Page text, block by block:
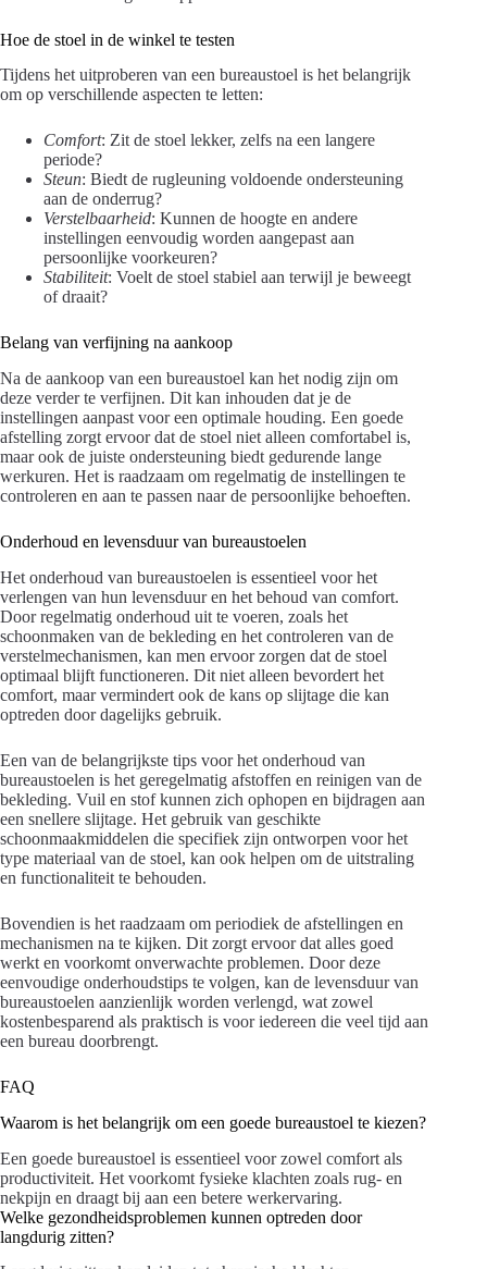
Hoe de stoel in de winkel te testen
Tijdens het uitproberen van een bureaustoel is het belangrijk
om op verschillende aspecten te letten:
Comfort: Zit de stoel lekker, zelfs na een langere
periode?
Steun: Biedt de rugleuning voldoende ondersteuning
aan de onderrug?
Verstelbaarheid: Kunnen de hoogte en andere
instellingen eenvoudig worden aangepast aan
persoonlijke voorkeuren?
Stabiliteit: Voelt de stoel stabiel aan terwijl je beweegt
of draait?
Belang van verfijning na aankoop
Na de aankoop van een bureaustoel kan het nodig zijn om
deze verder te verfijnen. Dit kan inhouden dat je de
instellingen aanpast voor een optimale houding. Een goede
afstelling zorgt ervoor dat de stoel niet alleen comfortabel is,
maar ook de juiste ondersteuning biedt gedurende lange
werkuren. Het is raadzaam om regelmatig de instellingen te
controleren en aan te passen naar de persoonlijke behoeften.
Onderhoud en levensduur van bureaustoelen
Het onderhoud van bureaustoelen is essentieel voor het
verlengen van hun levensduur en het behoud van comfort.
Door regelmatig onderhoud uit te voeren, zoals het
schoonmaken van de bekleding en het controleren van de
verstelmechanismen, kan men ervoor zorgen dat de stoel
optimaal blijft functioneren. Dit niet alleen bevordert het
comfort, maar vermindert ook de kans op slijtage die kan
optreden door dagelijks gebruik.
Een van de belangrijkste tips voor het onderhoud van
bureaustoelen is het geregelmatig afstoffen en reinigen van de
bekleding. Vuil en stof kunnen zich ophopen en bijdragen aan
een snellere slijtage. Het gebruik van geschikte
schoonmaakmiddelen die specifiek zijn ontworpen voor het
type materiaal van de stoel, kan ook helpen om de uitstraling
en functionaliteit te behouden.
Bovendien is het raadzaam om periodiek de afstellingen en
mechanismen na te kijken. Dit zorgt ervoor dat alles goed
werkt en voorkomt onverwachte problemen. Door deze
eenvoudige onderhoudstips te volgen, kan de levensduur van
bureaustoelen aanzienlijk worden verlengd, wat zowel
kostenbesparend als praktisch is voor iedereen die veel tijd aan
een bureau doorbrengt.
FAQ
Waarom is het belangrijk om een goede bureaustoel te kiezen?
Een goede bureaustoel is essentieel voor zowel comfort als
productiviteit. Het voorkomt fysieke klachten zoals rug- en
nekpijn en draagt bij aan een betere werkervaring.
Welke gezondheidsproblemen kunnen optreden door
langdurig zitten?